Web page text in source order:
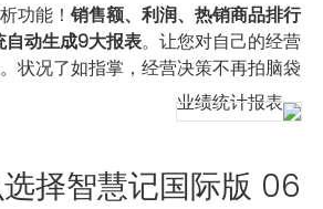
功能！ 销售额、利润、热销商品排行
动生成9大报表。让您对自己的经营
状况了如指掌，经营决策不再拍脑袋。
06 为什么选择智慧记国际版